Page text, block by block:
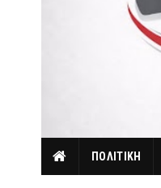
ΠΟΛΙΤΙΚΗ